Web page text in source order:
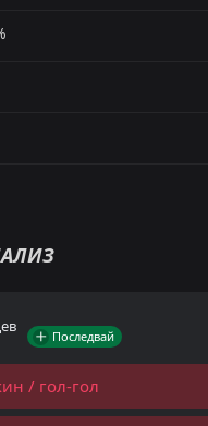
Последвай
/ гол-гол